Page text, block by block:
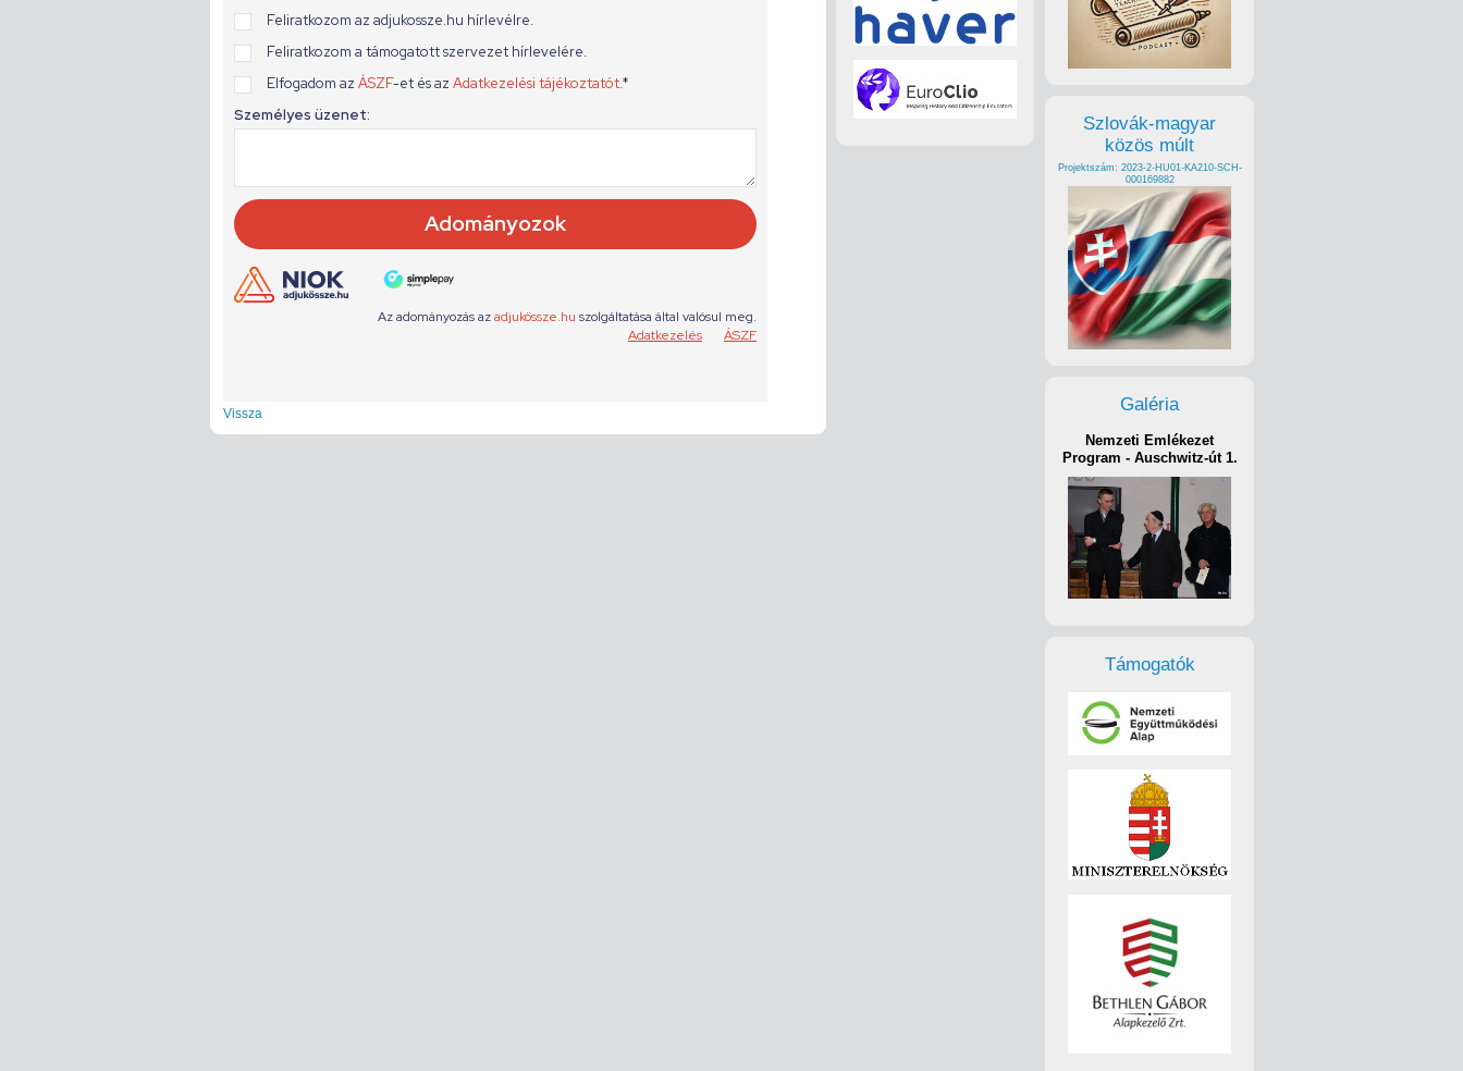
Vissza
Szlovák-magyar
közös múlt
Projektszám: 2023-2-HU01-KA210-SCH-
000169882
Galéria
Nemzeti Emlékezet
Program - Auschwitz-út 1.
Támogatók